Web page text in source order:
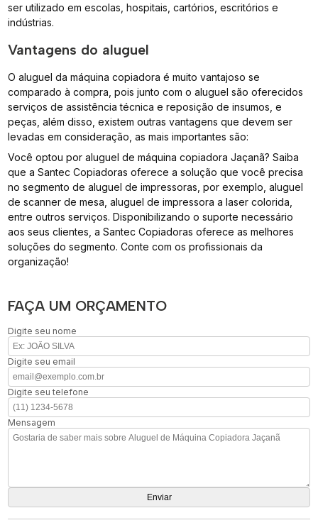
ser utilizado em escolas, hospitais, cartórios, escritórios e
indústrias.
Vantagens do aluguel
O aluguel da máquina copiadora é muito vantajoso se
comparado à compra, pois junto com o aluguel são oferecidos
serviços de assistência técnica e reposição de insumos, e
peças, além disso, existem outras vantagens que devem ser
levadas em consideração, as mais importantes são:
Você optou por aluguel de máquina copiadora Jaçanã? Saiba
que a Santec Copiadoras oferece a solução que você precisa
no segmento de aluguel de impressoras, por exemplo, aluguel
de scanner de mesa, aluguel de impressora a laser colorida,
entre outros serviços. Disponibilizando o suporte necessário
aos seus clientes, a Santec Copiadoras oferece as melhores
soluções do segmento. Conte com os profissionais da
organização!
FAÇA UM ORÇAMENTO
Digite seu nome
Digite seu email
Digite seu telefone
Mensagem